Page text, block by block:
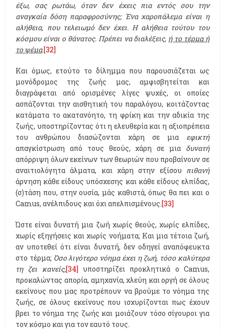
έξω, σας ρωτάω, όταν δεν έχεις πια εντός σου την
αναγκαία δόση παραφροσύνης; Ένα χαροπάλεμα είναι η
αλήθεια, που τελειωμό δεν έχει. Η αλήθεια τούτου του
κόσμου είναι ο θάνατος. Πρέπει να διαλέξεις, ή το τέρμα ή
το ψέμα.[32]
Και όμως, ετούτο το δίλημμα που παρουσιάζεται ως
μονόδρομος της ζωής μας, αμφισβητείται και
διαγράφεται από ορισμένες λίγες ψυχές, οι οποίες
ασπάζονται την αισθητική του παραλόγου, κοιτάζοντας
κατάματα το ακατανόητο, τη φρίκη και την αδικία της
ζωής, υποστηρίζοντας ότι η ελευθερία και η αξιοπρέπεια
του ανθρώπου διασώζονται χάρη σε μια εφικτή
απαγκίστρωση από τους θεούς, χάρη σε μια δυνατή
απόρριψη όλων εκείνων των θεωριών που προβαίνουν σε
αναιτιολόγητα άλματα, και χάρη στην εξίσου πιθανή
άρνηση κάθε είδους υπόσχεσης και κάθε είδους ελπίδας,
(σ)τάση που, στην ουσία, μάς καθιστά, όπως θα πει και ο
Camus, ανέλπιδους και όχι απελπισμένους.[33]
Ώστε είναι δυνατή μια ζωή χωρίς θεούς, χωρίς ελπίδες,
χωρίς εξηγήσεις και χωρίς νοήματα; Και μια τέτοια ζωή,
αν υποτεθεί ότι είναι δυνατή, δεν οδηγεί αναπόφευκτα
στο τέρμα; Όσο λιγότερο νόημα έχει η ζωή, τόσο καλύτερα
τη ζει κανείς,[34] υποστηρίζει προκλητικά ο Camus,
προκαλώντας απορία, αμηχανία, χλεύη και οργή σε όλους
εκείνους που μας προτρέπουν να βρούμε το νόημα της
ζωής, σε όλους εκείνους που ισχυρίζονται πως έχουν
βρει το νόημα της ζωής και μοιάζουν τόσο σίγουροι για
τον κόσμο και για τον εαυτό τους.